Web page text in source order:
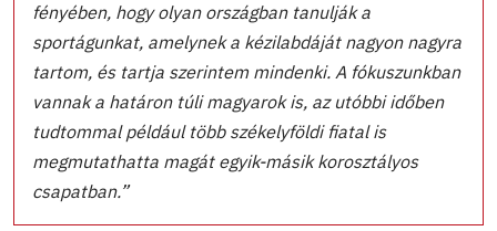
fényében, hogy olyan országban tanulják a
sportágunkat, amelynek a kézilabdáját nagyon nagyra
tartom, és tartja szerintem mindenki. A fókuszunkban
vannak a határon túli magyarok is, az utóbbi időben
tudtommal például több székelyföldi fiatal is
megmutathatta magát egyik-másik korosztályos
csapatban.”